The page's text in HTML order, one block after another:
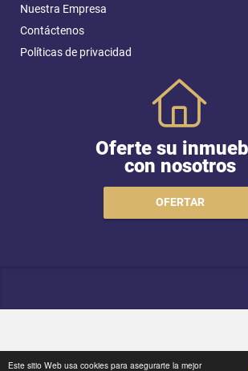
Este sitio Web usa cookies para asegurarte la mejor
Nuestra Empresa
Contáctenos
Políticas de privacidad
Oferte su
con nosotros
OFERTAR